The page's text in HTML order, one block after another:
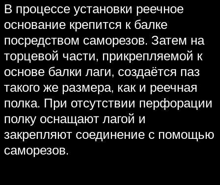
В процессе установки реечное
основание крепится к балке
посредством саморезов. Затем на
торцевой части, прикрепляемой к
основе балки лаги, создаётся паз
такого же размера, как и реечная
полка. При отсутствии перфорации
полку оснащают лагой и
закрепляют соединение с помощью
саморезов.